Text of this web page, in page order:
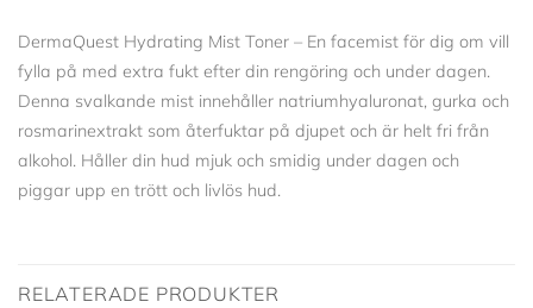
DermaQuest Hydrating Mist Toner – En facemist för dig om vill
fylla på med extra fukt efter din rengöring och under dagen.
Denna svalkande mist innehåller natriumhyaluronat, gurka och
rosmarinextrakt som återfuktar på djupet och är helt fri från
alkohol. Håller din hud mjuk och smidig under dagen och
piggar upp en trött och livlös hud.
RELATERADE PRODUKTER